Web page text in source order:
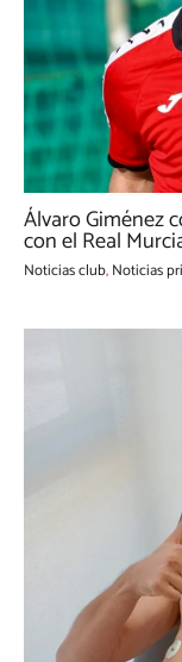
Álvaro Giménez
con el Real
Noticias club,Noticias